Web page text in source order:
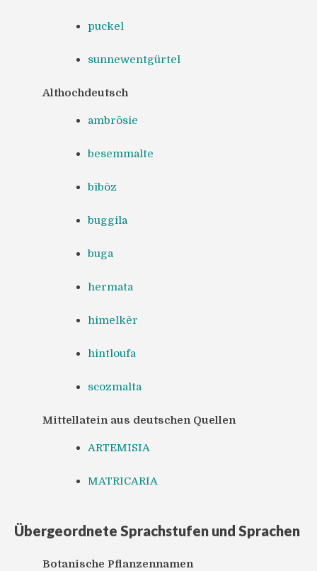
puckel
sunnewentgürtel
Althochdeutsch
ambrōsie
besemmalte
bībōz
buggila
buga
hermata
himelkēr
hintloufa
scozmalta
Mittellatein aus deutschen Quellen
ARTEMISIA
MATRICARIA
Übergeordnete Sprachstufen und Sprachen
Botanische Pflanzennamen